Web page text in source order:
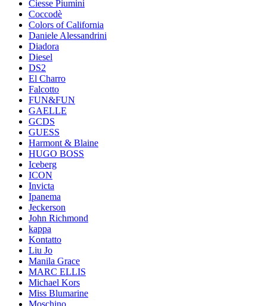
Ciesse Piumini
Coccodè
Colors of California
Daniele Alessandrini
Diadora
Diesel
DS2
El Charro
Falcotto
FUN&FUN
GAELLE
GCDS
GUESS
Harmont & Blaine
HUGO BOSS
Iceberg
ICON
Invicta
Ipanema
Jeckerson
John Richmond
kappa
Kontatto
Liu Jo
Manila Grace
MARC ELLIS
Michael Kors
Miss Blumarine
Moschino